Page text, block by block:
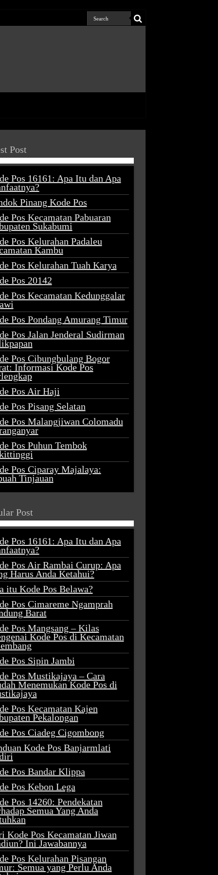
Post
Pos 16161: Apa Itu dan Apa
Pinang Kode Pos
Pos Kecamatan Pabuaran
Sukabumi
Pos Kelurahan Padaleu
Kambu
Pos Kelurahan Tuah Karya
Pos 20142
Pos Kecamatan Kedunggalar
Pos Pondang Amurang Timur
Pos Jalan Jenderal Sudirman
Pos Cibungbulang Bogor
Informasi Kode Pos
Pos Air Haji
Pos Pisang Selatan
Pos Malangjiwan Colomadu
Pos Puhun Tembok
Pos Ciparay Majalaya:
Tinjauan
Post
Pos 16161: Apa Itu dan Apa
Pos Air Rambai Curup: Apa
Harus Anda Ketahui?
itu Kode Pos Belawa?
Pos Cimareme Ngamprah
Barat
Pos Mangsang – Kilas
Kode Pos di Kecamatan
Pos Sipin Jambi
Pos Mustikajaya – Cara
Menemukan Kode Pos di
Pos Kecamatan Kajen
Pekalongan
Pos Ciadeg Cigombong
Kode Pos Banjarmlati
Pos Bandar Klippa
Pos Kebon Lega
Pos 14260: Pendekatan
Semua Yang Anda
Kode Pos Kecamatan Jiwan
Ini Jawabannya
Pos Kelurahan Pisangan
Semua yang Perlu Anda